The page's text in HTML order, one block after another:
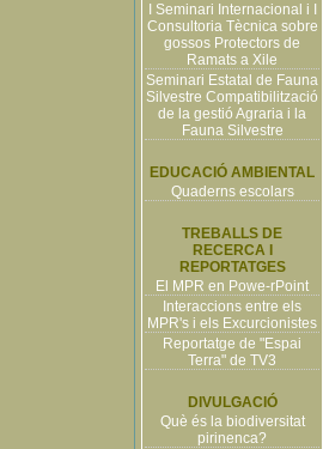
I Seminari Internacional i I
Consultoria Tècnica sobre
gossos Protectors de
Ramats a Xile
Seminari Estatal de Fauna
Silvestre Compatibilització
de la gestió Agraria i la
Fauna Silvestre
EDUCACIÓ AMBIENTAL
Quaderns escolars
TREBALLS DE
RECERCA I
REPORTATGES
El MPR en Powe-rPoint
Interaccions entre els
MPR's i els Excurcionistes
Reportatge de "Espai
Terra" de TV3
DIVULGACIÓ
Què és la biodiversitat
pirinenca?